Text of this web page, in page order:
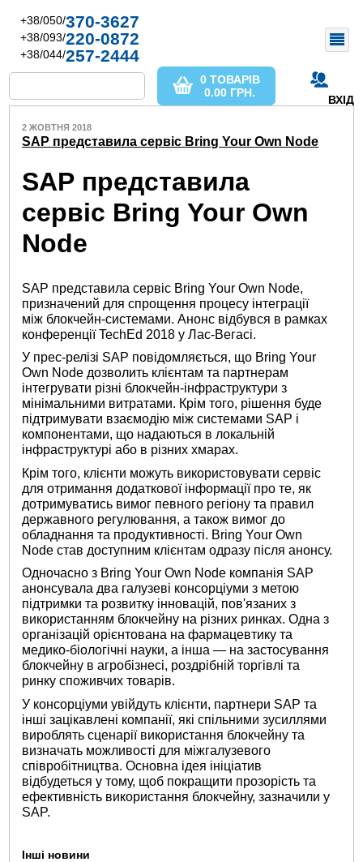
+38/050/370-3627
+38/093/220-0872
+38/044/257-2444
ВХІД
0 ТОВАРІВ
0.00 ГРН.
2 ЖОВТНЯ 2018
SAP представила сервіс Bring Your Own Node
SAP представила
сервіс Bring Your Own
Node
SAP представила сервіс Bring Your Own Node,
призначений для спрощення процесу інтеграції
між блокчейн-системами. Анонс відбувся в рамках
конференції TechEd 2018 у Лас-Вегасі.
У прес-релізі SAP повідомляється, що Bring Your
Own Node дозволить клієнтам та партнерам
інтегрувати різні блокчейн-інфраструктури з
мінімальними витратами. Крім того, рішення буде
підтримувати взаємодію між системами SAP і
компонентами, що надаються в локальній
інфраструктурі або в різних хмарах.
Крім того, клієнти можуть використовувати сервіс
для отримання додаткової інформації про те, як
дотримуватись вимог певного регіону та правил
державного регулювання, а також вимог до
обладнання та продуктивності. Bring Your Own
Node став доступним клієнтам одразу після анонсу.
Одночасно з Bring Your Own Node компанія SAP
анонсувала два галузеві консорціуми з метою
підтримки та розвитку інновацій, пов'язаних з
використанням блокчейну на різних ринках. Одна з
організацій орієнтована на фармацевтику та
медико-біологічні науки, а інша — на застосування
блокчейну в агробізнесі, роздрібній торгівлі та
ринку споживчих товарів.
У консорціуми увійдуть клієнти, партнери SAP та
інші зацікавлені компанії, які спільними зусиллями
вироблять сценарії використання блокчейну та
визначать можливості для міжгалузевого
співробітництва. Основна ідея ініціатив
відбудеться у тому, щоб покращити прозорість та
ефективність використання блокчейну, зазначили у
SAP.
Інші новини